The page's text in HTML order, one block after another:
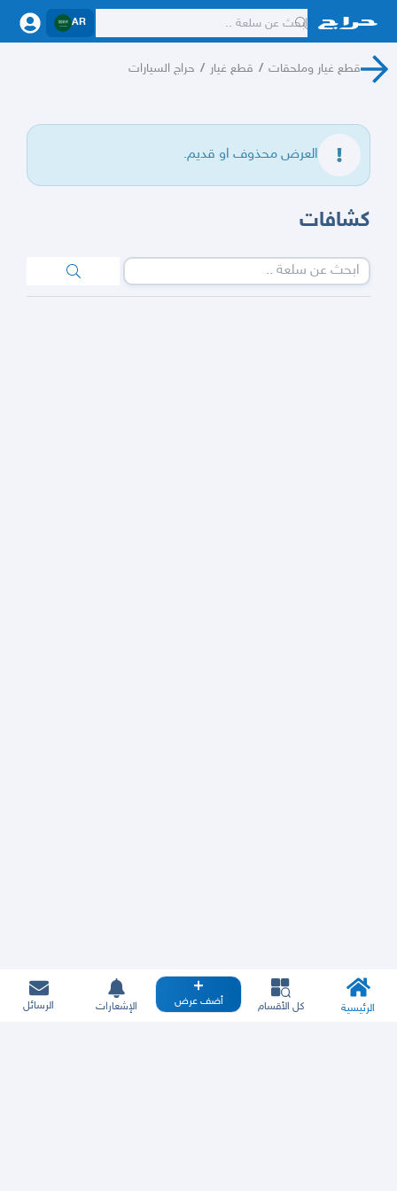
AR
قطع غيار وملحقات / قطع غيار / حراج السيارات
العرض محذوف او قديم.
كشافات
الرئيسية كل الأقسام أضف عرض الإشعارات الرسائل